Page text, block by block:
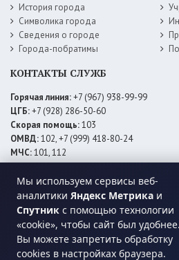
Мы используем сервисы веб-
аналитики Яндекс Метрика и
Спутник с помощью технологии
«cookie», чтобы сайт был удобнее.
Вы можете запретить обработку
cookies в настройках браузера.
История города
Символика города
Сведения о городе
Города-побратимы
КОНТАКТЫ СЛУЖБ
Горячая линия:+7 (967) 938-99-99
ЦГБ:+7 (928) 286-50-60
Скорая помощь:103
ОМВД:102, +7 (999) 418-80-24
МЧС:101, 112
ЕДДС:+7 (928) 576-09-83
Электросети:+7 (800) 220-02-20
Даггаз:+7 (928) 980-64-04
Горводоснаб: +7 (928) 559-59-74
Теплоснаб: +7 (928) 873-27-09
МФЦ:+7 (938) 777-82-44